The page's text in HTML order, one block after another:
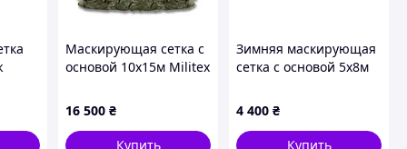
Маскирующая сетка с
основой 10х15м Militex
16 500 ₴
Купить
Зимняя маскирующая
сетка с основой 5х8м
мультикам
4 400 ₴
Купить